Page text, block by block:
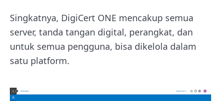
Singkatnya, DigiCert ONE mencakup semua
server, tanda tangan digital, perangkat, dan
untuk semua pengguna, bisa dikelola dalam
satu platform.